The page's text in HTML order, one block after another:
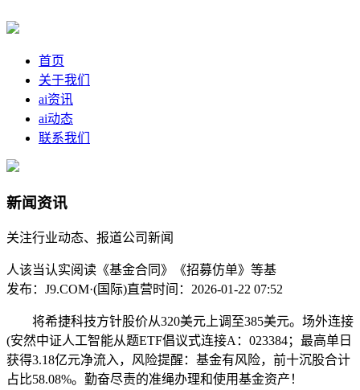
首页
关于我们
ai资讯
ai动态
联系我们
新闻资讯
关注行业动态、报道公司新闻
人该当认实阅读《基金合同》《招募仿单》等基
发布：J9.COM·(国际)直营时间：2026-01-22 07:52
将希捷科技方针股价从320美元上调至385美元。场外连接
(安然中证人工智能从题ETF倡议式连接A：023384；最高单日
获得3.18亿元净流入，风险提醒：基金有风险，前十沉股合计
占比58.08%。勤奋尽责的准绳办理和使用基金资产！